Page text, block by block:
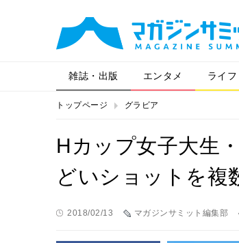
雑誌・出版 エンタメ ライ
トップページ グラビア
Hカップ女子大生
どいショットを複
2018/02/13 マガジンサミット編集部